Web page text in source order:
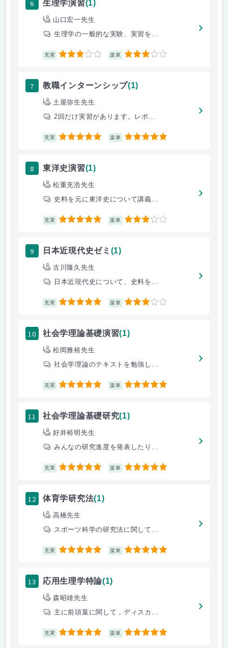
6 生理学演習(1)
山口宏一先生
生理学の一般的な実験、実習を...
充実 3 楽単 3
7 教職インターンシップ(1)
土屋弥生先生
2回だけ実習があります。レポ...
充実 5 楽単 5
8 東洋史演習(1)
松重充浩先生
史料を元に東洋史について講義...
充実 5 楽単 3
9 日本近現代史ゼミ (1)
古川隆久先生
日本近現代史について、史料を...
充実 5 楽単 3
10 社会学理論基礎演習(1)
松岡雅裕先生
社会学理論のテキストを勉強し...
充実 5 楽単 5
11 社会学理論基礎研究(1)
好井裕明先生
みんなの研究進度を発表したり...
充実 5 楽単 5
12 体育学研究法(1)
高橋先生
スポーツ科学の研究法に関して...
充実 5 楽単 5
13 応用生理学特論(1)
森昭雄先生
主に前頭葉に関して，ディスカ...
充実 5 楽単 5